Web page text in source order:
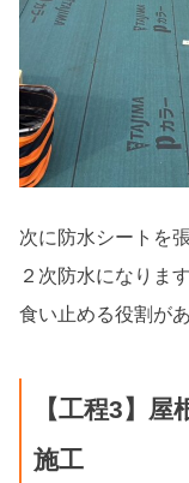
次に防水シートを
２次防水になりま
食い止める役割が
【工程3】
施工